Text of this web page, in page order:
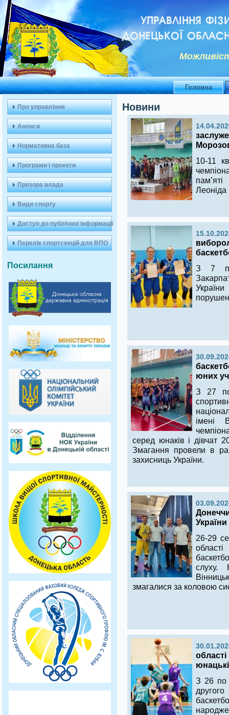
УПРАВЛІННЯ
ДОНЕЦЬКОЇ
Головна
Про управління
Анонси
Нормативна база
Програми і проекти
Прозора влада
Види спорту
Доступ до публічної інформації
Перелік спортсекцій для ВПО
Посилання
Новини
10-11
З 7
юних
З 27
імені
серед юнаків і дівчат
Змагання провели в
захисниць України.
26-29
слуху.
змагалися за коловою
З 26 по